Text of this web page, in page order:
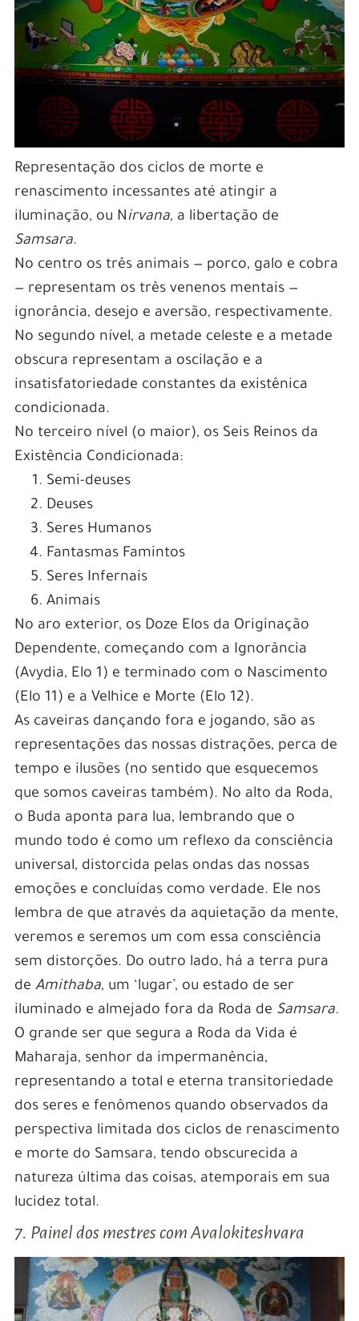
Representação dos ciclos de morte e
renascimento incessantes até atingir a
iluminação, ou Nirvana, a libertação de
Samsara.
No centro os três animais — porco, galo e cobra
— representam os três venenos mentais —
ignorância, desejo e aversão, respectivamente.
No segundo nível, a metade celeste e a metade
obscura representam a oscilação e a
insatisfatoriedade constantes da existênica
condicionada.
No terceiro nível (o maior), os Seis Reinos da
Existência Condicionada:
Semi-deuses
Deuses
Seres Humanos
Fantasmas Famintos
Seres Infernais
Animais
No aro exterior, os Doze Elos da Originação
Dependente, começando com a Ignorância
(Avydia, Elo 1) e terminado com o Nascimento
(Elo 11) e a Velhice e Morte (Elo 12).
As caveiras dançando fora e jogando, são as
representações das nossas distrações, perca de
tempo e ilusões (no sentido que esquecemos
que somos caveiras também). No alto da Roda,
o Buda aponta para lua, lembrando que o
mundo todo é como um reflexo da consciência
universal, distorcida pelas ondas das nossas
emoções e concluídas como verdade. Ele nos
lembra de que através da aquietação da mente,
veremos e seremos um com essa consciência
sem distorções. Do outro lado, há a terra pura
de Amithaba, um ‘lugar’, ou estado de ser
iluminado e almejado fora da Roda de Samsara.
O grande ser que segura a Roda da Vida é
Maharaja, senhor da impermanência,
representando a total e eterna transitoriedade
dos seres e fenômenos quando observados da
perspectiva limitada dos ciclos de renascimento
e morte do Samsara, tendo obscurecida a
natureza última das coisas, atemporais em sua
lucidez total.
7. Painel dos mestres com Avalokiteshvara